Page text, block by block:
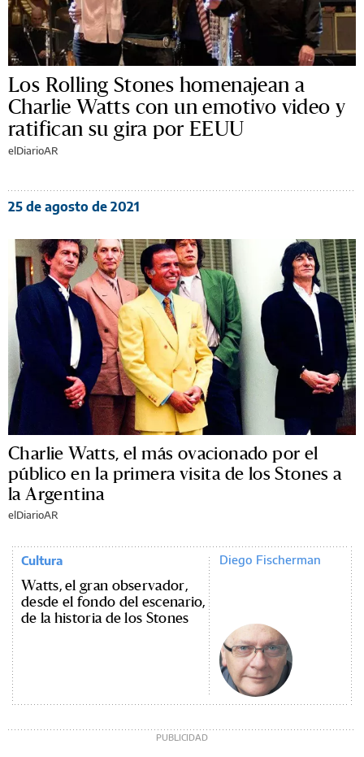
Los Rolling Stones homenajean a
Charlie Watts con un emotivo video y
ratifican su gira por EEUU
elDiarioAR
25 de agosto de 2021
Charlie Watts, el más ovacionado por el
público en la primera visita de los Stones a
la Argentina
elDiarioAR
Cultura
Watts, el gran observador,
desde el fondo del escenario,
de la historia de los Stones
Diego Fischerman